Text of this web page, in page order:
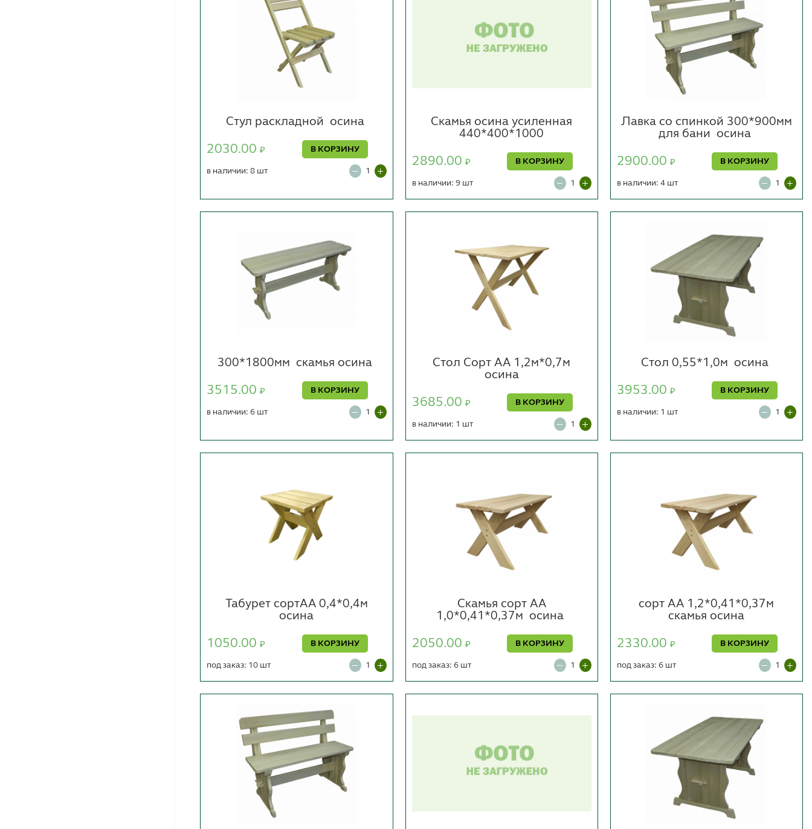
Стул раскладной осина
2030.00₽ В КОРЗИНУ
в наличии: 8 шт
Скамья осина усиленная
440*400*1000
2890.00 ₽ В КОРЗИНУ
в наличии: 9 шт
Лавка со спинкой 300*900мм
для бани
осина
2900.00 ₽ В КОРЗИНУ
в наличии: 4 шт
300*1800мм скамья осина
3515.00₽ В КОРЗИНУ
в наличии: 6 шт
Стол Сорт АА 1,2м*0,7м
осина
3685.00 ₽ В КОРЗИНУ
в наличии: 1 шт
Стол 0,55*1,0м осина
3953.00 ₽ В КОРЗИНУ
в наличии: 1 шт
Табурет сортАА 0,4*0,4м
осина
1050.00₽ В КОРЗИНУ
под заказ: 10 шт
Скамья сорт АА
1,0*0,41*0,37м осина
2050.00 ₽ В КОРЗИНУ
под заказ: 6 шт
сорт АА 1,2*0,41*0,37м
скамья осина
2330.00 ₽ В КОРЗИНУ
под заказ: 6 шт